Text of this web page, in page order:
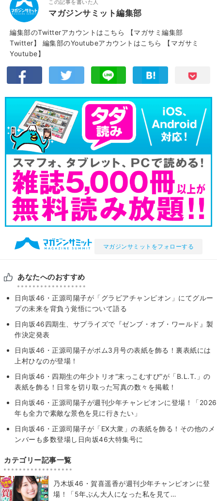
この記事を書いた人
マガジンサミット編集部
編集部のTwitterアカウントはこちら
【マガサミ編集部
Twitter】
編集部のYoutubeアカウントはこちら
【マガサミ
Youtube】
マガジンサミットをフォローする
あなたへのおすすめ
日向坂46・正源司陽子が「グラビアチャンピオン」にてグルー
プの未来を背負う覚悟について語る
日向坂46四期生、サプライズで『ゼンブ・オブ・ワールド』製
作決定発表
日向坂46・正源司陽子がボム3月号の表紙を飾る！裏表紙には
上村ひなのが登場！
日向坂46・四期生の年少トリオ“末っこむすび”が「B.L.T.」の
表紙を飾る！日常を切り取った写真の数々を掲載！
日向坂46・正源司陽子が週刊少年チャンピオンに登場！「2026
年も全力で素敵な景色を見に行きたい」
日向坂46・正源司陽子が「EX大衆」の表紙を飾る！その他のメ
ンバーも多数登場し日向坂46大特集号に
カテゴリー記事一覧
乃木坂46・賀喜遥香が週刊少年チャンピオンに登
場！「5年ぶん大人になった私を見て…